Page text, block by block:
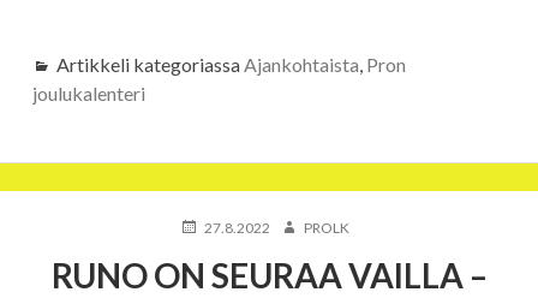
Artikkeli kategoriassaAjankohtaista, Pron
joulukalenteri
JULKAISTU
27.8.2022 KIRJOITTAJA
PROLK
RUNO ON SEURAA VAILLA –